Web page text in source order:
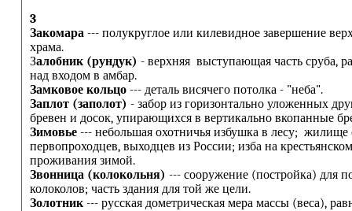
3
Закомара --- полукруглое или килевидное завершение
храма.
Залобник (рундук) - верхняя выступающая часть сруба,
над входом в амбар.
Замковое кольцо--- деталь висячего потолка - "неба".
Заплот (заполот) - забор из горизонтально уложенных
бревен и досок, упирающихся в вертикально вкопанные
Зимовье--- небольшая охотничья избушка в лесу; жилище
первопроходцев, выходцев из России; изба на
проживания зимой.
Звонница (колокольня) --- сооружение (постройка) для
колоколов; часть здания для той же цели.
Золотник--- русская дометрическая мера массы (веса),